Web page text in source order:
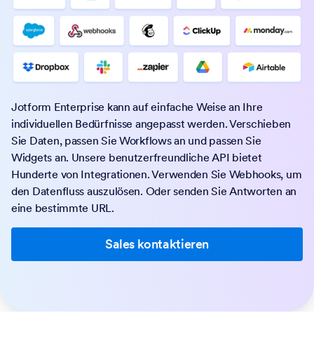
Jotform Enterprise kann auf einfache Weise an Ihre
individuellen Bedürfnisse angepasst werden. Verschieben
Sie Daten, passen Sie Workflows an und passen Sie
Widgets an. Unsere benutzerfreundliche API bietet
Hunderte von Integrationen. Verwenden Sie Webhooks, um
den Datenfluss auszulösen. Oder senden Sie Antworten an
eine bestimmte URL.
Sales kontaktieren